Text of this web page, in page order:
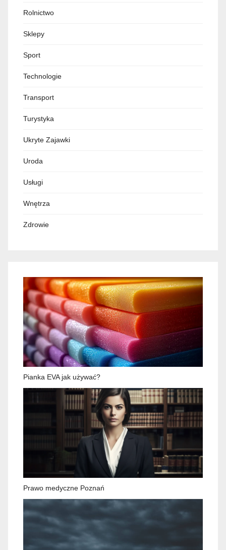
Rolnictwo
Sklepy
Sport
Technologie
Transport
Turystyka
Ukryte Zajawki
Uroda
Usługi
Wnętrza
Zdrowie
Pianka EVA jak używać?
Prawo medyczne Poznań